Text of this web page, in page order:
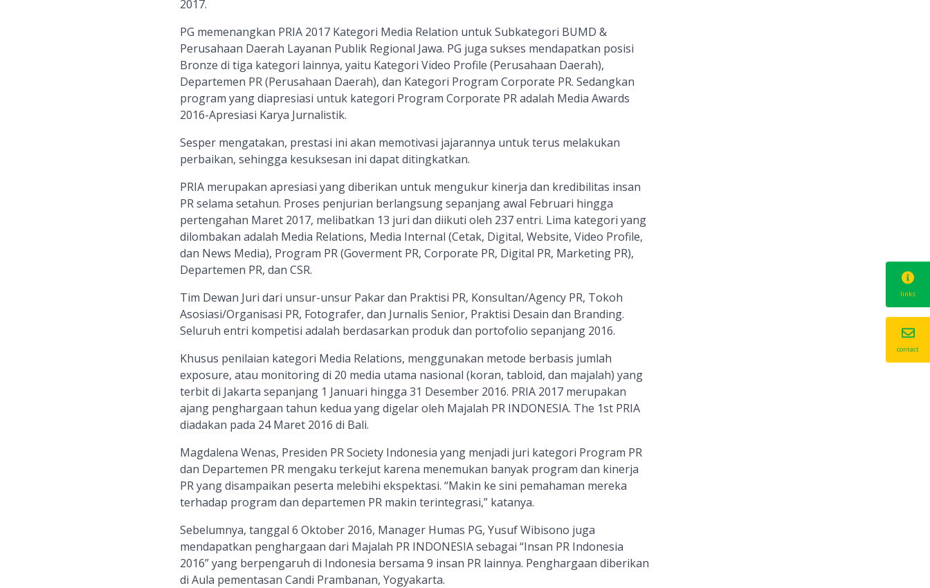
2017.
PG memenangkan PRIA 2017 Kategori Media Relation untuk Subkategori BUMD &
Perusahaan Daerah Layanan Publik Regional Jawa. PG juga sukses mendapatkan posisi
Bronze di tiga kategori lainnya, yaitu Kategori Video Profile (Perusahaan Daerah),
Departemen PR (Perusahaan Daerah), dan Kategori Program Corporate PR. Sedangkan
program yang diapresiasi untuk kategori Program Corporate PR adalah Media Awards
2016-Apresiasi Karya Jurnalistik.
Sesper mengatakan, prestasi ini akan memotivasi jajarannya untuk terus melakukan
perbaikan, sehingga kesuksesan ini dapat ditingkatkan.
PRIA merupakan apresiasi yang diberikan untuk mengukur kinerja dan kredibilitas insan
PR selama setahun. Proses penjurian berlangsung sepanjang awal Februari hingga
pertengahan Maret 2017, melibatkan 13 juri dan diikuti oleh 237 entri. Lima kategori yang
dilombakan adalah Media Relations, Media Internal (Cetak, Digital, Website, Video Profile,
dan News Media), Program PR (Goverment PR, Corporate PR, Digital PR, Marketing PR),
Departemen PR, dan CSR.
Tim Dewan Juri dari unsur-unsur Pakar dan Praktisi PR, Konsultan/Agency PR, Tokoh
Asosiasi/Organisasi PR, Fotografer, dan Jurnalis Senior, Praktisi Desain dan Branding.
Seluruh entri kompetisi adalah berdasarkan produk dan portofolio sepanjang 2016.
Khusus penilaian kategori Media Relations, menggunakan metode berbasis jumlah
exposure, atau monitoring di 20 media utama nasional (koran, tabloid, dan majalah) yang
terbit di Jakarta sepanjang 1 Januari hingga 31 Desember 2016. PRIA 2017 merupakan
ajang penghargaan tahun kedua yang digelar oleh Majalah PR INDONESIA. The 1st PRIA
diadakan pada 24 Maret 2016 di Bali.
Magdalena Wenas, Presiden PR Society Indonesia yang menjadi juri kategori Program PR
dan Departemen PR mengaku terkejut karena menemukan banyak program dan kinerja
PR yang disampaikan peserta melebihi ekspektasi. “Makin ke sini pemahaman mereka
terhadap program dan departemen PR makin terintegrasi,” katanya.
Sebelumnya, tanggal 6 Oktober 2016, Manager Humas PG, Yusuf Wibisono juga
mendapatkan penghargaan dari Majalah PR INDONESIA sebagai “Insan PR Indonesia
2016” yang berpengaruh di Indonesia bersama 9 insan PR lainnya. Penghargaan diberikan
di Aula pementasan Candi Prambanan, Yogyakarta.
links
contact